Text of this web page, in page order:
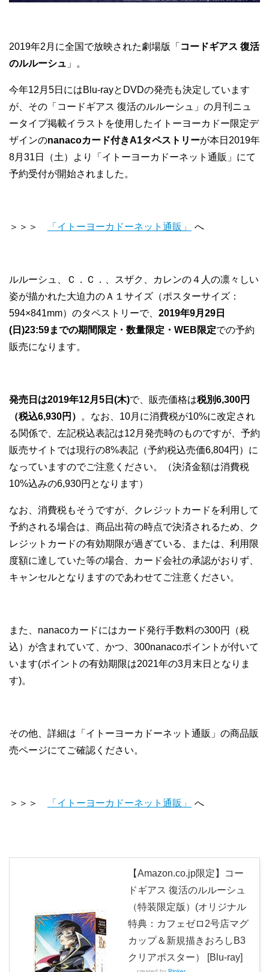
2019年2月に全国で放映された劇場版「 コードギアス 復活
のルルーシュ 」。
今年12月5日にはBlu-rayとDVDの発売も決定しています
が、その「コードギアス 復活のルルーシュ」の月刊ニュ
ータイプ掲載イラストを使用したイトーヨーカドー限定デ
ザインのnanacoカード付きA1タペストリーが本日2019年
8月31日（土）より「イトーヨーカドーネット通販」にて
予約受付が開始されました。
＞＞＞ 「イトーヨーカドーネット通販」 へ
ルルーシュ、Ｃ．Ｃ．、スザク、カレンの４人の凛々しい
姿が描かれた大迫力のＡ１サイズ（ポスターサイズ：
594×841mm）のタペストリーで、 2019年9月29日
(日)23:59までの期間限定・数量限定・WEB限定での予約
販売になります。
発売日は2019年12月5日(木)で、販売価格は税別6,300円
（税込6,930円）
。なお、10月に消費税が10%に改定され
る関係で、左記税込表記は12月発売時のものですが、予約
販売サイトでは現行の8%表記（予約税込売価6,804円）に
なっていますのでご注意ください。（決済金額は消費税
10%込みの6,930円となります）
なお、消費税もそうですが、クレジットカードを利用して
予約される場合は、商品出荷の時点で決済されるため、ク
レジットカードの有効期限が過ぎている、または、利用限
度額に達していた等の場合、カード会社の承認がおりず、
キャンセルとなりますのであわせてご注意ください。
また、nanacoカードにはカード発行手数料の300円（税
込）が含まれていて、かつ、300nanacoポイントが付いて
います(ポイントの有効期限は2021年の3月末日となりま
す)。
その他、詳細は「イトーヨーカドーネット通販」の商品販
売ページにてご確認ください。
＞＞＞ 「イトーヨーカドーネット通販」 へ
【Amazon.co.jp限定】コー
ドギアス 復活のルルーシュ
（特装限定版）(オリジナル
特典：カフェゼロ2号店マグ
カップ＆新規描きおろしB3
クリアポスター） [Blu-ray]